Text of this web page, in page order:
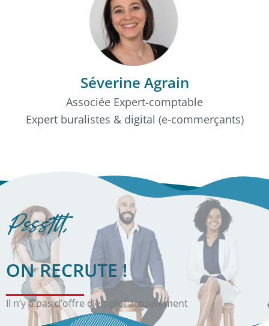
Séverine Agrain
Associée Expert-comptable
Expert buralistes & digital (e-commerçants)
Psssttt,
ON RECRUTE !
Il n’y a pas d’offre d’emploi actuellement